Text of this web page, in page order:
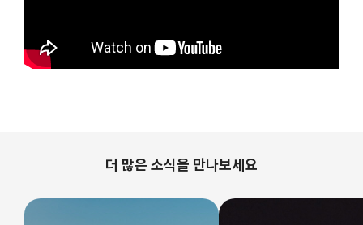
더 많은 소식을 만나보세요